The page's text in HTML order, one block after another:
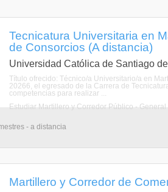
Tecnicatura Universitaria en
de Consorcios (A distancia)
Universidad Católica de Santiago
Título ofrecido: Técnico/a Universitario/a en
20266, el egresado de la Carrera de
competencias para realizar ...
Estudiar Martillero y Corredor Público -
- a distancia
Martillero y Corredor de